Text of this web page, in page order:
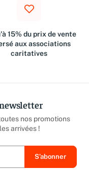
15% du prix de vente
aux associations
caritatives
nos promotions
arrivées !